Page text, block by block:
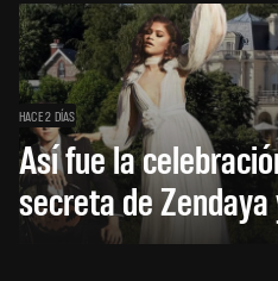
HACE 2 DÍAS
Así fue la
secreta de